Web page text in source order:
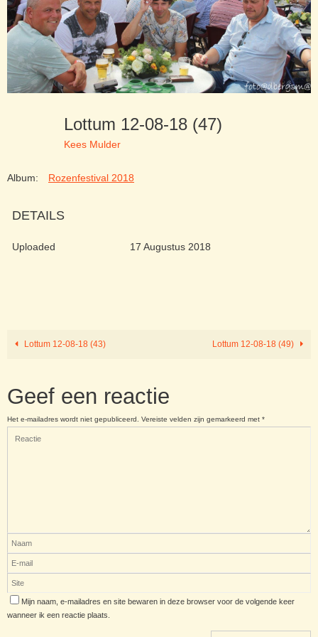
Lottum 12-08-18 (47)
Kees Mulder
Album: Rozenfestival 2018
DETAILS
Uploaded 17 Augustus 2018
Lottum 12-08-18 (43) Lottum 12-08-18 (49)
Geef een reactie
Het e-mailadres wordt niet gepubliceerd. Vereiste velden zijn gemarkeerd met *
Mijn naam, e-mailadres en site bewaren in deze browser voor de volgende keer
wanneer ik een reactie plaats.